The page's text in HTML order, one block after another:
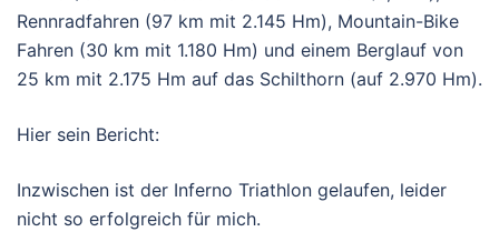
Rennradfahren (97 km mit 2.145 Hm), Mountain-Bike
Fahren (30 km mit 1.180 Hm) und einem Berglauf von
25 km mit 2.175 Hm auf das Schilthorn (auf 2.970 Hm).
Hier sein Bericht:
Inzwischen ist der Inferno Triathlon gelaufen, leider
nicht so erfolgreich für mich.